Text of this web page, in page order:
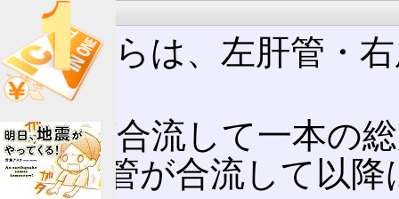
肝外胆管
肝臓からは、左肝管・
る。
これが合流して一本の
る胆嚢管が合流して以